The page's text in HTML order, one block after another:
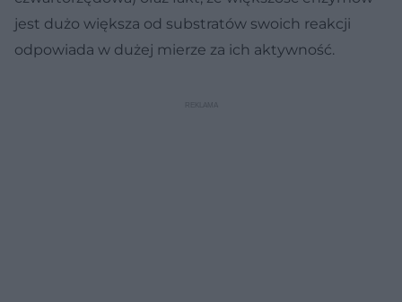
jest dużo większa od substratów swoich reakcji
odpowiada w dużej mierze za ich aktywność.